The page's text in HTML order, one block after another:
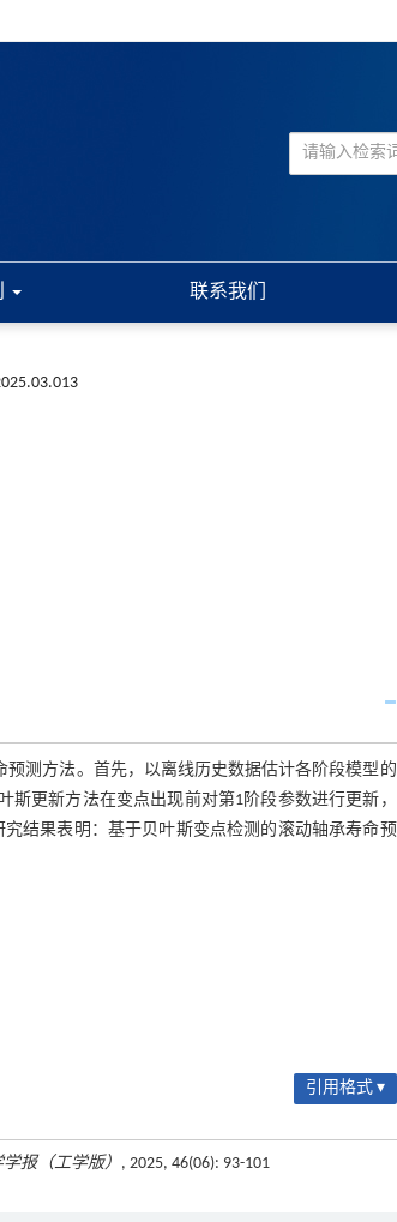
联系我们
测方法。首先，以离线历史数据估计各阶段模型的
更新方法在变点出现前对第1阶段参数进行更新，
结果表明：基于贝叶斯变点检测的滚动轴承寿命预
引用格式 ▾
报（工学版） , 2025, 46(06): 93-101